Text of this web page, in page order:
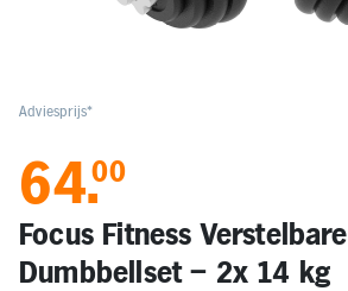
Kids en Baby
Persoonlijke verzorging
Onderweg en Reizen
Focus Fitness Verstelbare
Dumbbellset – 2x 14 kg
64.00
Adviesprijs*